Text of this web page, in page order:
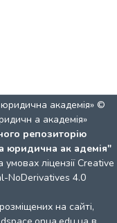
академія» ©
а академія»
репозиторію
юридична ак адемія"
ліцензії Creative
NoDerivatives 4.0
на сайті,